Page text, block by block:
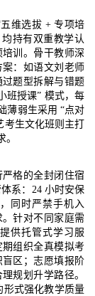
维选拔 + 专项培
持有双重教学认
训。骨干教师深
：如语文刘老师
题型拆解与错题
班授课” 模式，每
薄弱生采用 “点对
生文化班则主打
格的全封闭住宿
系：24 小时安保
同时严禁手机入
针对不同家庭需
供托管式学习服
组织全真模拟考
区；志愿填报阶
规划升学路径。
形式强化教学质量